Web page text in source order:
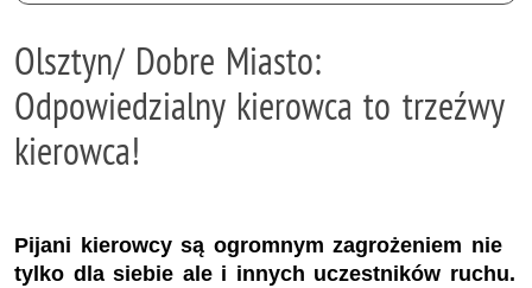
Olsztyn/ Dobre Miasto:
Odpowiedzialny kierowca to trzeźwy
kierowca!
Pijani kierowcy są ogromnym zagrożeniem nie
tylko dla siebie ale i innych uczestników ruchu.